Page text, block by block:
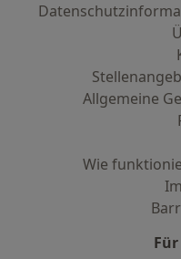
Allgemeine
Wie